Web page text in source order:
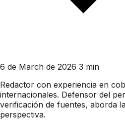
6 de March de 2026 3 min
Redactor con experiencia en
internacionales. Defensor del
verificación de fuentes, aborda
perspectiva.